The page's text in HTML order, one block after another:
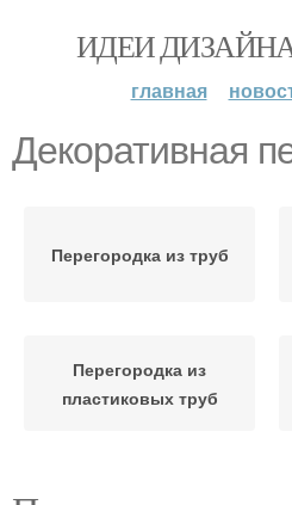
ИДЕИ
главная
Декоративная
Перегородка из труб
Перегородка из
пластиковых труб